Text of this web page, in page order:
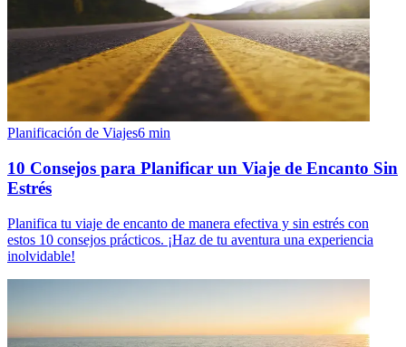
Planificación de Viajes6 min
10 Consejos para Planificar un Viaje de Encanto Sin
Estrés
Planifica tu viaje de encanto de manera efectiva y sin estrés con
estos 10 consejos prácticos. ¡Haz de tu aventura una experiencia
inolvidable!